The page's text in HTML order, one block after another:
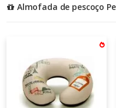
Almofada de pescoço